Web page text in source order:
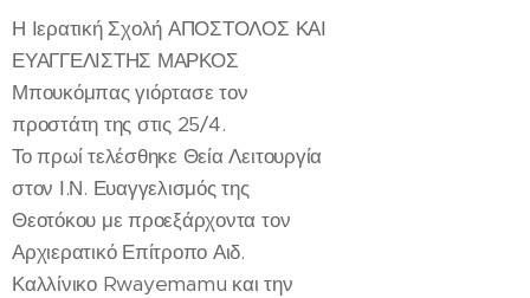
Η Ιερατική Σχολή ΑΠΟΣΤΟΛΟΣ ΚΑΙ
ΕΥΑΓΓΕΛΙΣΤΗΣ ΜΑΡΚΟΣ
Μπουκόμπας γιόρτασε τον
προστάτη της στις 25/4.
Το πρωί τελέσθηκε Θεία Λειτουργία
στον Ι.Ν. Ευαγγελισμός της
Θεοτόκου με προεξάρχοντα τον
Αρχιερατικό Επίτροπο Αιδ.
Καλλίνικο Rwayemamu και την